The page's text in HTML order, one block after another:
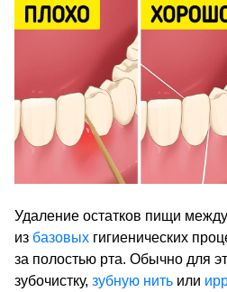
Удаление остатков пищи
из базовых гигиенических
за полостью рта. Обычно для
зубочистку, зубную нить или